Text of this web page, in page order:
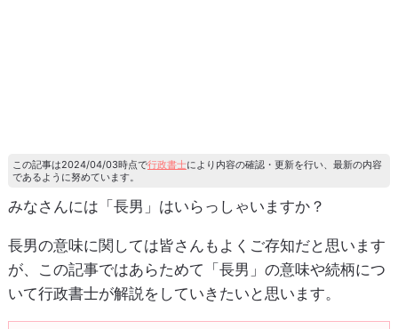
この記事は2024/04/03時点で行政書士により内容の確認・更新を行い、最新の内容
であるように努めています。
みなさんには「長男」はいらっしゃいますか？
長男の意味に関しては皆さんもよくご存知だと思います
が、この記事ではあらためて「長男」の意味や続柄につ
いて行政書士が解説をしていきたいと思います。